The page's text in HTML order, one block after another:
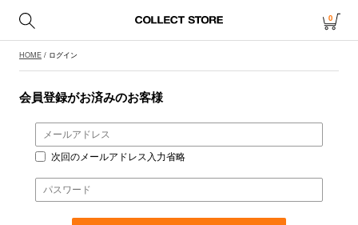
0
HOME / ログイン
会員登録がお済みのお客様
次回のメールアドレス入力省略